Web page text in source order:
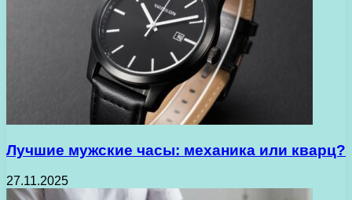
Лучшие мужские часы: механика или кварц?
27.11.2025